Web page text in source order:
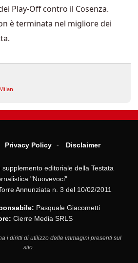
Play-Off contro il Cosenza.
è terminata nel migliore dei
Privacy Policy Disclaimer
supplemento editoriale della Testata
"Nuovevoci"
Annunziata n. 3 del 10/02/2011
Pasquale Giacometti
Cierre Media SRLS
i diritti di utilizzo delle immagini presenti sul
sito.